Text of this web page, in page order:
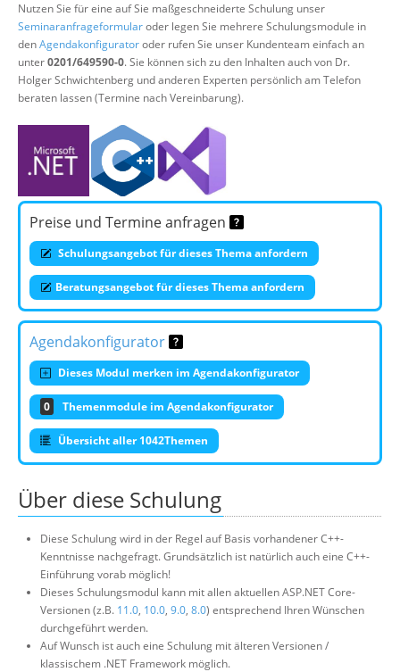
Nutzen Sie für eine auf Sie maßgeschneiderte Schulung unser
Seminaranfrageformularoder legen Sie mehrere Schulungsmodule in
denAgendakonfiguratoroder rufen Sie unser Kundenteam einfach an
unter0201/649590-0. Sie können sich zu den Inhalten auch von Dr.
Holger Schwichtenberg und anderen Experten persönlich am Telefon
beraten lassen (Termine nach Vereinbarung).
Preise und Termine anfragen
Schulungsangebot für dieses Thema anfordern
Beratungsangebot für dieses Thema anfordern
Agendakonfigurator
Dieses Modul merken im Agendakonfigurator
0 Themenmodule im Agendakonfigurator
Übersicht aller 1042Themen
Über diese Schulung
Diese Schulung wird in der Regel auf Basis vorhandener C++-
Kenntnisse nachgefragt. Grundsätzlich ist natürlich auch eine C++-
Einführung vorab möglich!
Dieses Schulungsmodul kann mit allen aktuellen ASP.NET Core-
Versionen (z.B. 11.0, 10.0, 9.0, 8.0) entsprechend Ihren Wünschen
durchgeführt werden.
Auf Wunsch ist auch eine Schulung mit älteren Versionen /
klassischem .NET Framework möglich.